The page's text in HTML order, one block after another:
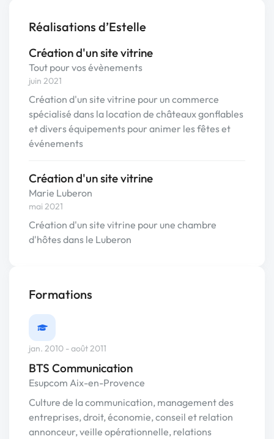
Réalisations d’Estelle
Création d'un site vitrine
Tout pour vos évènements
juin 2021
Création d'un site vitrine pour un commerce
spécialisé dans la location de châteaux gonflables
et divers équipements pour animer les fêtes et
événements
Création d'un site vitrine
Marie Luberon
mai 2021
Création d'un site vitrine pour une chambre
d'hôtes dans le Luberon
Formations
jan. 2010 - août 2011
BTS Communication
Esupcom Aix-en-Provence
Culture de la communication, management des
entreprises, droit, économie, conseil et relation
annonceur, veille opérationnelle, relations